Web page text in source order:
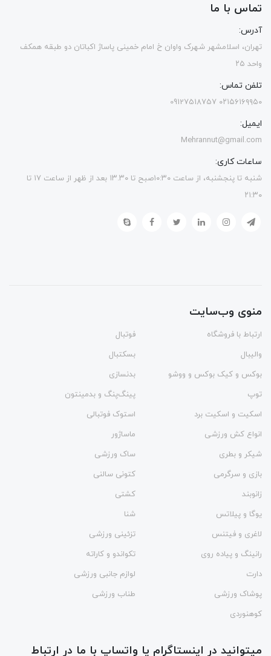
تماس با ما
آدرس:
تهران، اسلامشهر شهرک واوان خ امام خمینی پاساژ اکباتان دو طبقه همکف
واحد ۲۵
تلفن تماس:
۰۲۱۵۶۱۶۹۹۵۰ 09127518757
ایمیل:
Mehrannut@gmail.com
ساعات کاری:
شنبه تا پنجشنبه، از ساعت ۱۰:۳۰صبح تا ۱۳.۳۰ بعد از ظهر از ساعت ۱۷ تا
۲۱:۳۰
منوی وب‌سایت
ارتباط با فروشگاه
فوتبال
والیبال
بسکتبال
بوکس و کیک بوکس و ووشو
بدنسازی
توپ
پینگ‌پنگ و بدمينتون
اسکیت و اسکیت برد
استوک فوتبالی
انواع کش ورزشی
ماساژور
شیکر و بطری
ساک ورزشی
بازی و سرگرمی
کتونی سالنی
زانوبند
کشتی
یوگا و پیلاتس
شنا
لاغری و فیتنس
تزئینی ورزشی
رانینگ و پیاده روی
تکواندو و کاراته
دارت
لوازم جانبی ورزشی
پوشاک ورزشی
طناب ورزشی
کوهنوردی
میتوانید در اینستاگرام یا واتساپ با ما در ارتباط